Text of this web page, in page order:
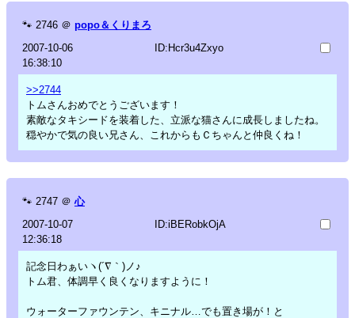
🐾 2746 ＠ popo＆くりまろ
2007-10-06
16:38:10
ID:Hcr3u4Zxyo
>>2744
トムさんおめでとうございます！
素敵なタキシードを装着した、立派な猫さんに成長しましたね。
穏やかで気の良い兄さん、これからもＣちゃんと仲良くね！
🐾 2747 ＠ 心
2007-10-07
12:36:18
ID:iBERobkOjA
記念日わぁいヽ(´∇｀)ノ♪
トム君、体調早く良くなりますように！
ウォーターファウンテン、キニナル…でも置き場が！と